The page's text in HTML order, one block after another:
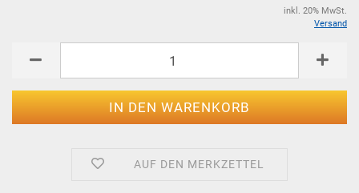
inkl. 20% MwSt.
Versand
AUF DEN MERKZETTEL